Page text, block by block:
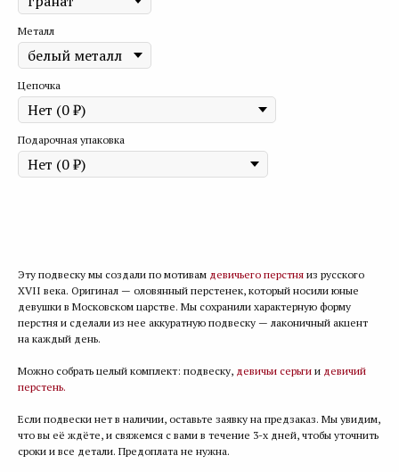
Металл
Цепочка
Подарочная упаковка
Эту подвеску мы создали по мотивам девичьего перстня из русского
XVII века. Оригинал — оловянный перстенек, который носили юные
девушки в Московском царстве. Мы сохранили характерную форму
перстня и сделали из нее аккуратную подвеску — лаконичный акцент
на каждый день.
Можно собрать целый комплект: подвеску, девичьи серьги и девичий
перстень.
Если подвески нет в наличии, оставьте заявку на предзаказ. Мы увидим,
что вы её ждёте, и свяжемся с вами в течение 3-х дней, чтобы уточнить
сроки и все детали. Предоплата не нужна.